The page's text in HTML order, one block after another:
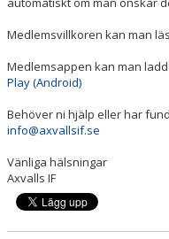
Medlemsvillkoren kan man
Medlemsappen kan man
Play (Android)
Behöver ni hjälp eller har
info@axvallsif.se
Vänliga hälsningar
Axvalls IF